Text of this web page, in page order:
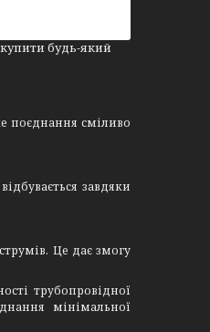
будь-який
поєднання сміливо
завдяки
Це дає змогу
трубопровідної
мінімальної